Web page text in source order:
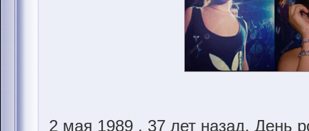
2 мая 1989 , 37 лет назад. День